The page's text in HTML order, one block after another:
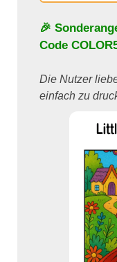
🎉
Code
Die Nutzer
einfach zu